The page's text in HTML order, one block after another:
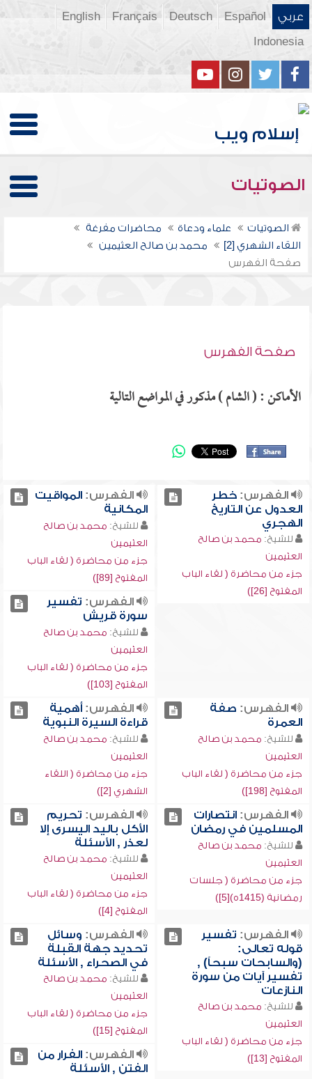
عربي Español
Deutsch
Français
English
Indonesia
الصوتيات
الصوتيات علماء ودعاة
محاضرات مفرغة
اللقاء الشهري [2]
محمد بن صالح العثيمين
صفحة الفهرس
صفحة الفهرس
الأماكن : ( الشام ) مذكور في المواضع التالية
الفهرس:خطر
العدول عن التاريخ
الهجري
للشيخ: محمد بن صالح
العثيمين
جزء من محاضرة ( لقاء الباب
المفتوح [26])
الفهرس:المواقيت
المكانية
للشيخ: محمد بن صالح
العثيمين
جزء من محاضرة ( لقاء الباب
المفتوح [89])
الفهرس: تفسير
سورة قريش
للشيخ: محمد بن صالح
العثيمين
جزء من محاضرة ( لقاء الباب
المفتوح [103])
الفهرس: صفة
العمرة
للشيخ: محمد بن صالح
العثيمين
جزء من محاضرة ( لقاء الباب
المفتوح [198])
الفهرس:أهمية
قراءة السيرة النبوية
للشيخ: محمد بن صالح
العثيمين
جزء من محاضرة ( اللقاء
الشهري [2])
الفهرس:انتصارات
المسلمين في رمضان
للشيخ: محمد بن صالح
العثيمين
جزء من محاضرة ( جلسات
رمضانية (1415ه)[5])
الفهرس: تحريم
الأكل باليد اليسرى إلا
لعذر , الأسئلة
للشيخ: محمد بن صالح
العثيمين
جزء من محاضرة ( لقاء الباب
المفتوح [4])
الفهرس: تفسير
قوله تعالى:
(والسابحات سبحاً) ,
تفسير آيات من سورة
النازعات
للشيخ: محمد بن صالح
العثيمين
جزء من محاضرة ( لقاء الباب
المفتوح [13])
الفهرس: وسائل
تحديد جهة القبلة
في الصحراء , الأسئلة
للشيخ: محمد بن صالح
العثيمين
جزء من محاضرة ( لقاء الباب
المفتوح [15])
الفهرس:الفرار من
الفتن , الأسئلة